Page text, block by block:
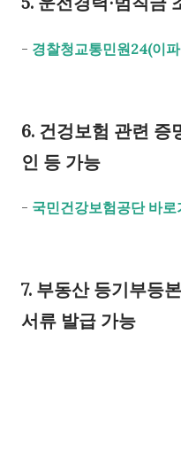
- 경찰청교통민원24(이
6. 건겅보험 관련 증
인 등 가능
- 국민건강보험공단 바로
7. 부동산 등기부등
서류 발급 가능